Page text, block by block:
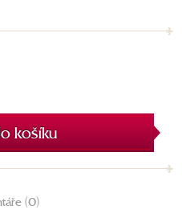
košíku
(0)